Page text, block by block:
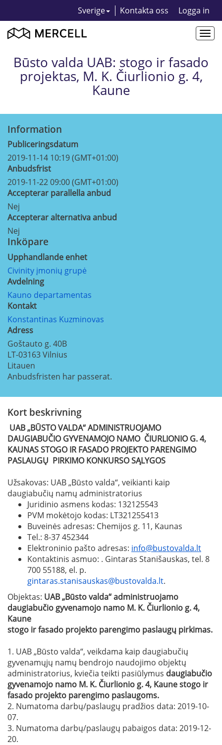
Sverige Kontakta oss Logga in
Būsto valda UAB: stogo ir fasado
projektas, M. K. Čiurlionio g. 4,
Kaune
Information
Publiceringsdatum
2019-11-14 10:19 (GMT+01:00)
Anbudsfrist
2019-11-22 09:00 (GMT+01:00)
Accepterar parallella anbud
Nej
Accepterar alternativa anbud
Nej
Inköpare
Upphandlande enhet
Civinity įmonių grupė
Avdelning
Kauno departamentas
Kontakt
Konstantinas Kuzminovas
Adress
Goštauto g. 40B
LT-03163Vilnius
Litauen
Anbudsfristen har passerat.
Kort beskrivning
UAB „BŪSTO VALDA“ ADMINISTRUOJAMO
DAUGIABUČIO GYVENAMOJO NAMO ČIURLIONIO G. 4,
KAUNAS STOGO IR FASADO PROJEKTO PARENGIMO
PASLAUGŲ PIRKIMO KONKURSO SĄLYGOS
Užsakovas: UAB „Būsto valda“, veikianti kaip
daugiabučių namų administratorius
Juridinio asmens kodas: 132125543
PVM mokėtojo kodas: LT321255413
Buveinės adresas: Chemijos g. 11, Kaunas
Tel.: 8-37 452344
Elektroninio pašto adresas: info@bustovalda.lt
Kontaktinis asmuo: . Gintaras Stanišauskas, tel. 8
700 55188, el. p.
gintaras.stanisauskas@bustovalda.lt.
Objektas: UAB „Būsto valda“ administruojamo
daugiabučio gyvenamojo namo M. K. Čiurlionio g. 4,
Kaune
stogo ir fasado projekto parengimo paslaugų pirkimas.
1. UAB „Būsto valda“, veikdama kaip daugiabučių
gyvenamųjų namų bendrojo naudojimo objektų
administratorius, kviečia teikti pasiūlymus daugiabučio
gyvenamojo namo M. K. Čiurlionio g. 4, Kaunestogo ir
fasado projekto parengimo paslaugoms.
2. Numatoma darbų/paslaugų pradžios data: 2019-10-
07.
3. Numatoma darbų/paslaugų pabaigos data: 2019-12-
20.